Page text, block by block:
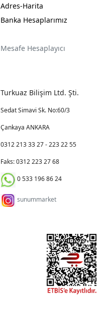
Adres-Harita
Banka Hesaplarımız
Mesafe Hesaplayıcı
Turkuaz Bilişim Ltd. Şti.
Sedat Simavi Sk. No:60/3
Çankaya ANKARA
0312 213 33 27 - 223 22 55
Faks: 0312 223 27 68
0 533 196 86 24
sunummarket